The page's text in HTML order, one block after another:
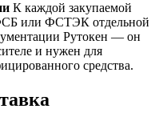
К каждой закупаемой
или ФСТЭК отдельной
Рутокен — он
и нужен для
средства.